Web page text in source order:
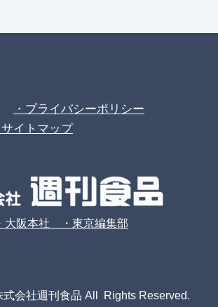
・プライバシーポリシー
サイトマップ
大阪本社 ・東京編集部
会社週刊食品 All Rights Reserved.